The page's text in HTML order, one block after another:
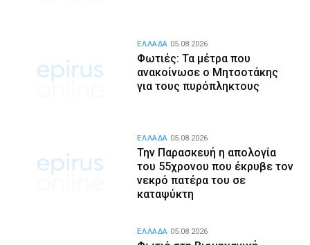
Φωτιές: Τα μέτρα που
ανακοίνωσε ο Μητσοτάκης
για τους πυρόπληκτους
ΕΛΛΑΔΑ 05.08.2026
Την Παρασκευή η απολογία
του 55χρονου που έκρυβε τον
νεκρό πατέρα του σε
καταψύκτη
ΕΛΛΑΔΑ 05.08.2026
ΕΛΛΑΔΑ 05.08.2026